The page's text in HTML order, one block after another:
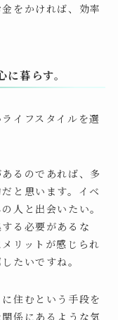
をかければ、効率
暮らす。
イフスタイルを選
るのであれば、多
と思います。イベ
人と出会いたい。
る必要があるな
リットが感じられ
たいですね。
住むという手段を
係にあるような気